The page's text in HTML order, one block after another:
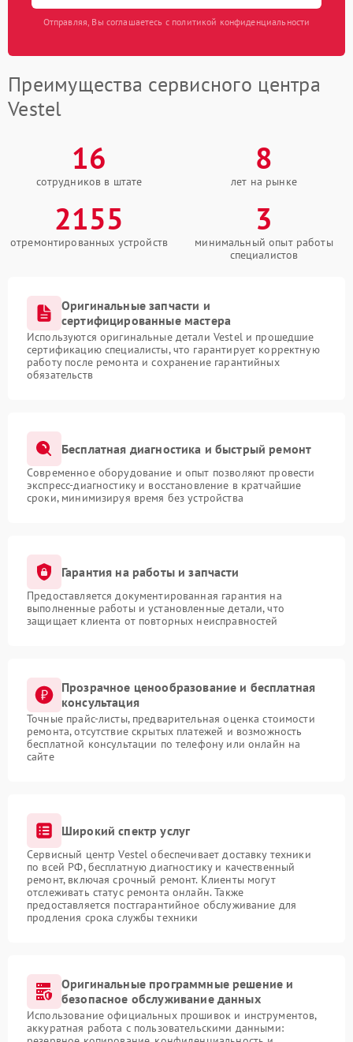
Отправляя, Вы соглашаетесь с политикой конфиденциальности
Преимущества сервисного центра
Vestel
16
сотрудников в штате
8
лет на рынке
2155
отремонтированных устройств
3
минимальный опыт работы
специалистов
Оригинальные запчасти и
сертифицированные мастера
Используются оригинальные детали Vestel и прошедшие
сертификацию специалисты, что гарантирует корректную
работу после ремонта и сохранение гарантийных
обязательств
Бесплатная диагностика и быстрый ремонт
Современное оборудование и опыт позволяют провести
экспресс-диагностику и восстановление в кратчайшие
сроки, минимизируя время без устройства
Гарантия на работы и запчасти
Предоставляется документированная гарантия на
выполненные работы и установленные детали, что
защищает клиента от повторных неисправностей
Прозрачное ценообразование и бесплатная
консультация
Точные прайс-листы, предварительная оценка стоимости
ремонта, отсутствие скрытых платежей и возможность
бесплатной консультации по телефону или онлайн на
сайте
Широкий спектр услуг
Сервисный центр Vestel обеспечивает доставку техники
по всей РФ, бесплатную диагностику и качественный
ремонт, включая срочный ремонт. Клиенты могут
отслеживать статус ремонта онлайн. Также
предоставляется постгарантийное обслуживание для
продления срока службы техники
Оригинальные программные решение и
безопасное обслуживание данных
Использование официальных прошивок и инструментов,
аккуратная работа с пользовательскими данными: